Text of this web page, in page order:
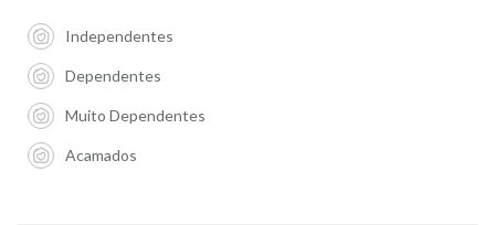
Independentes
Dependentes
Muito Dependentes
Acamados